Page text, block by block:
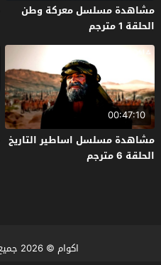
مشاهدة مسلسل معركة وطن
الحلقة 1 مترجم
00:47:10
مشاهدة مسلسل اساطير التاريخ
الحلقة 6 مترجم
اكوام © 2026 جميع الحقوق محفوظة.